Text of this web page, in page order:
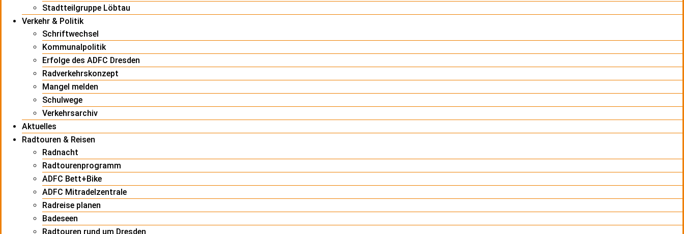
Stadtteilgruppe Löbtau
Verkehr & Politik
Schriftwechsel
Kommunalpolitik
Erfolge des ADFC Dresden
Radverkehrskonzept
Mangel melden
Schulwege
Verkehrsarchiv
Aktuelles
Radtouren & Reisen
Radnacht
Radtourenprogramm
ADFC Bett+Bike
ADFC Mitradelzentrale
Radreise planen
Badeseen
Radtouren rund um Dresden